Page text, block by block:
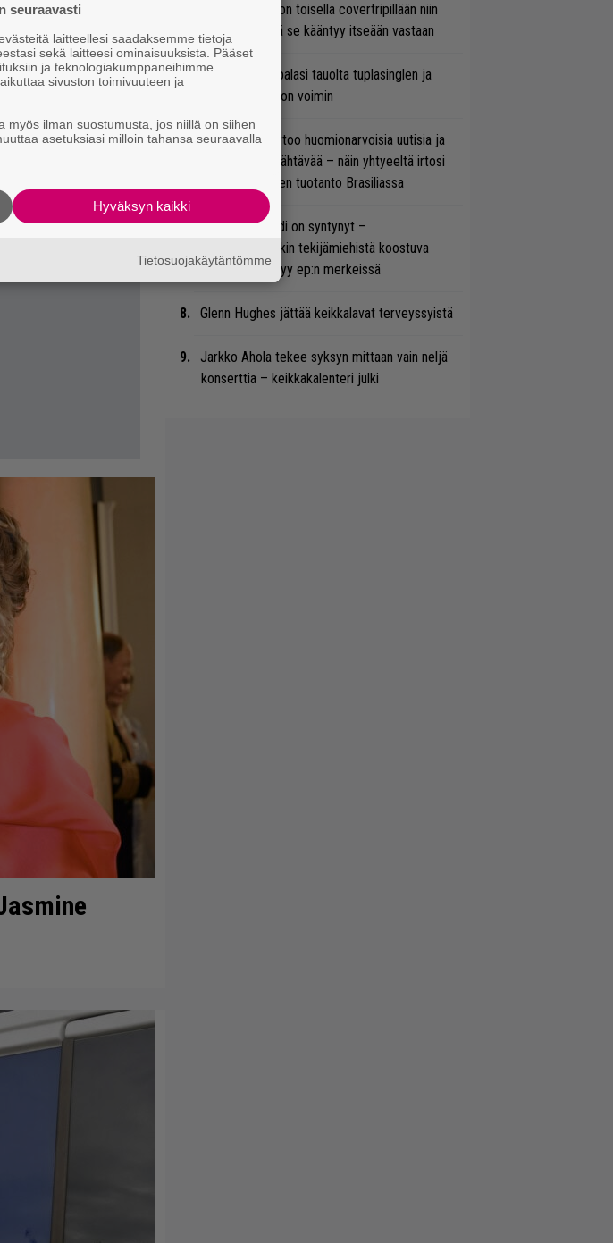
Nappaa
tästä.
Arvio: Saimaa on toisella covertripillään niin
suvereeni, että se kääntyy itseään vastaan
Blind Channel palasi tauolta tuplasinglen ja
näyttävän videon voimin
Linkin Park kertoo huomionarvoisia uutisia ja
tarjoaa uutta nähtävää – näin yhtyeeltä irtosi
Meteora-aikojen tuotanto Brasiliassa
Uusi superbändi on syntynyt –
Vaihtoehtorockin tekijämiehistä koostuva
ryhmä esittäytyy ep:n merkeissä
Glenn Hughes jättää keikkalavat terveyssyistä
Jarkko Ahola tekee syksyn mittaan vain neljä
konserttia – keikkakalenteri julki
seuraavasti
laitteellesi saadaksemme tietoja
sekä laitteesi ominaisuuksista. Pääset
ja teknologiakumppaneihimme
sivuston toimivuuteen ja
myös ilman suostumusta, jos niillä on siihen
asetuksiasi milloin tahansa seuraavalla
Hyväksyn kaikki
Tietosuojakäytäntömme